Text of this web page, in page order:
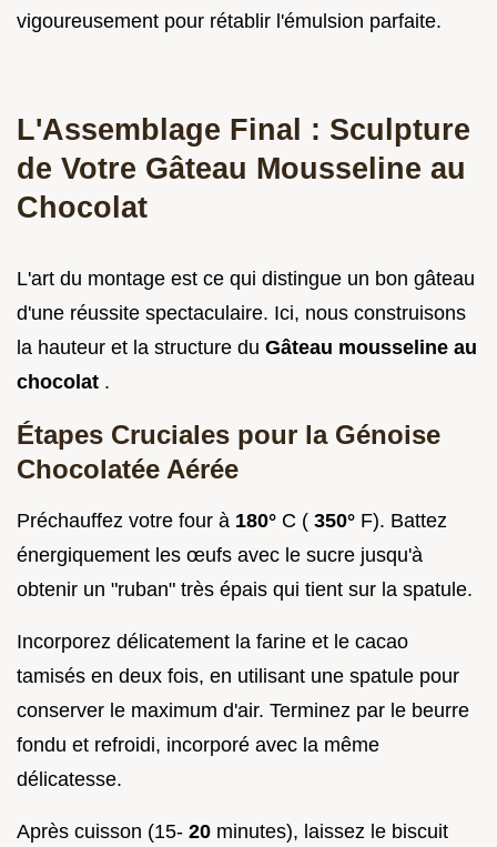
vigoureusement pour rétablir l'émulsion parfaite.
L'Assemblage Final : Sculpture
de Votre Gâteau Mousseline au
Chocolat
L'art du montage est ce qui distingue un bon gâteau
d'une réussite spectaculaire. Ici, nous construisons
la hauteur et la structure du Gâteau mousseline au
chocolat .
Étapes Cruciales pour la Génoise
Chocolatée Aérée
Préchauffez votre four à 180° C ( 350° F). Battez
énergiquement les œufs avec le sucre jusqu'à
obtenir un "ruban" très épais qui tient sur la spatule.
Incorporez délicatement la farine et le cacao
tamisés en deux fois, en utilisant une spatule pour
conserver le maximum d'air. Terminez par le beurre
fondu et refroidi, incorporé avec la même
délicatesse.
Après cuisson (15- 20 minutes), laissez le biscuit